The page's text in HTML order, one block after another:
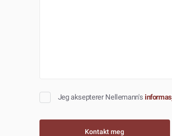
Jeg aksepterer Nellemann's